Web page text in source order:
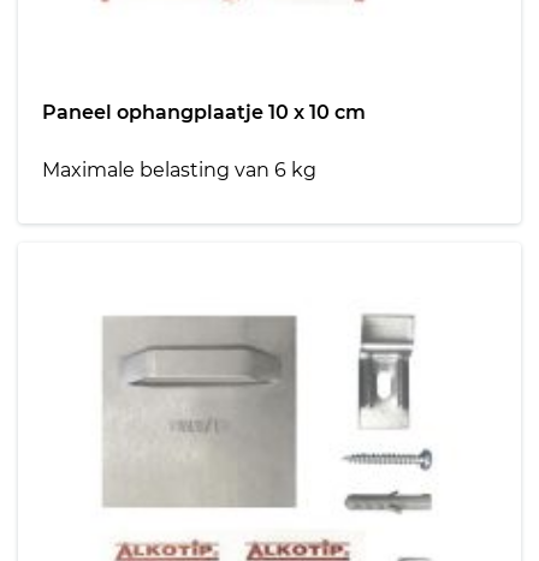
Paneel ophangplaatje 10 x 10 cm
Maximale belasting van 6 kg